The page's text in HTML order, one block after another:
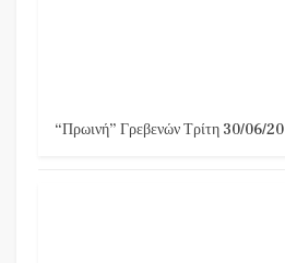
“Πρωινή” Γρεβενών Τρίτη 30/06/20